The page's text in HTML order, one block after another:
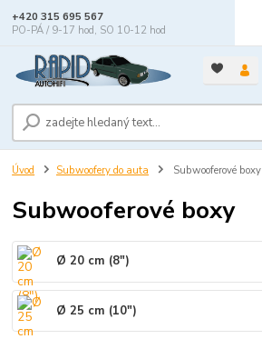
+420 315 695 567
PO-PÁ / 9-17 hod, SO 10-12 hod
Úvod Subwoofery do auta Subwooferové boxy
Subwooferové boxy
Ø 20 cm (8")
Ø 25 cm (10")